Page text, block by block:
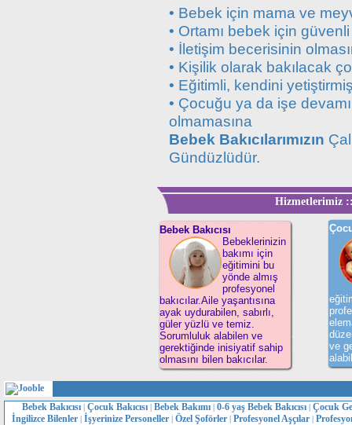
• Bebek için mama ve
• Ortamı bebek için
• İletişim becerisinin
• Kişilik olarak bakılacak
• Eğitimli, kendini
• Çocuğu ya da işe
olmamasına
Bebek Bakıcılarımızın
Gündüzlüdür.
Hizmetlerimiz ::
Bebek Bakıcısı
Bebeklerinizin
bakımı için
eğitimini bu
yönde almış
profesyonel
bakıcılar.Aile yaşantısına
ayak uydurabilen, sabırlı,
güler yüzlü ve temiz.
Sorumluluk alabilen ve
gerektiğinde inisiyatif sahip
olmasını bilen bakıcılar.
ve
Bebek Bakıcısı | Çocuk Bakıcısı | Bebek Bakımı | 0-6 yaş Bebek Bakıcısı | Çocuk
İngilizce Bilenler | İşyerinize Personeller | Özel Şoförler | Profesyonel Aşçılar |